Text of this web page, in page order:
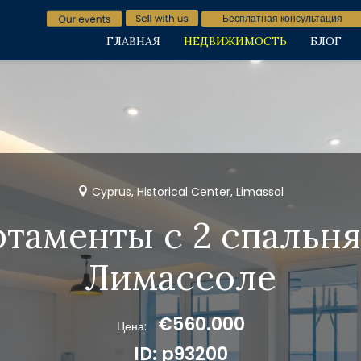
Бесплатная консультация
ГЛАВНАЯ НЕДВИЖИМОСТЬ БЛОГ
Cyprus, Historical Center, Limassol
с 2
Лимассоле
Цена:
€560.000
ID: p93200